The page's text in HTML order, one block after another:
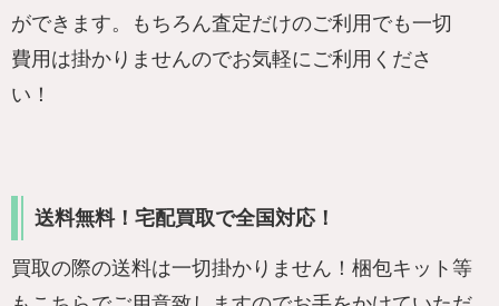
ができます。もちろん査定だけのご利用でも一切
費用は掛かりませんのでお気軽にご利用くださ
い！
送料無料！宅配買取で全国対応！
買取の際の送料は一切掛かりません！梱包キット等